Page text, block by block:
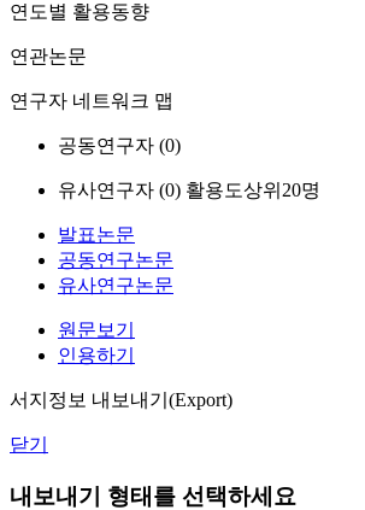
연도별 활용동향
연관논문
연구자 네트워크 맵
공동연구자 (0)
유사연구자 (0) 활용도상위20명
발표논문
공동연구논문
유사연구논문
원문보기
인용하기
서지정보 내보내기(Export)
닫기
내보내기 형태를 선택하세요